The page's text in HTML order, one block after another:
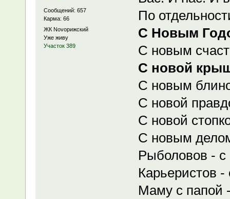
Сообщений: 657
Карма: 66
ЖК Novoрижский
Уже живу
Участок 389
По
С Новым
С новым
С новой
С новым
С новой
С новой
С новым
Рыболовов -
Карьеристов
Маму с папой